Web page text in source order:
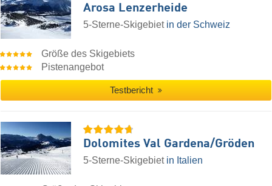
Arosa Lenzerheide
5-Sterne-Skigebiet in der Schweiz
Größe des Skigebiets
Pistenangebot
Testbericht
Dolomites Val Gardena/​Gröden
5-Sterne-Skigebiet in Italien